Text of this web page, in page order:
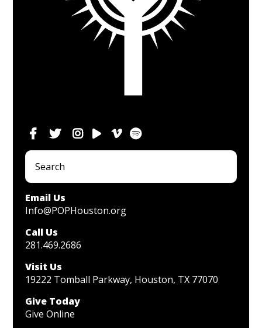
Email Us
Info@POPHouston.org
Call Us
281.469.2686
Visit Us
19222 Tomball Parkway, Houston, TX 77070
Give Today
Give Online